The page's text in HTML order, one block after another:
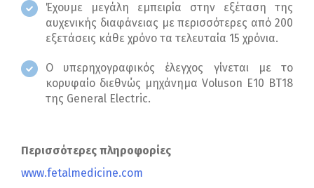
Έχουμε μεγάλη εμπειρία στην εξέταση της
αυχενικής διαφάνειας με περισσότερες από 200
εξετάσεις κάθε χρόνο τα τελευταία 15 χρόνια.
Ο υπερηχογραφικός έλεγχος γίνεται με το
κορυφαίο διεθνώς μηχάνημα Voluson E10 BT18
της General Electric.
Περισσότερες πληροφορίες
www.fetalmedicine.com